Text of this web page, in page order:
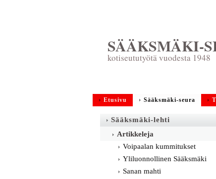
SÄÄKSMÄKI-
kotiseututyötä vuodesta 1948
Etusivu Sääksmäki-seura
Sääksmäki-lehti
Artikkeleja
Voipaalan kummitukset
Yliluonnollinen Sääksmäki
Sanan mahti